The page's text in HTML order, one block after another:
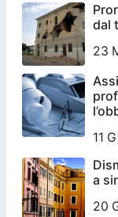
dal
23
11
a
20